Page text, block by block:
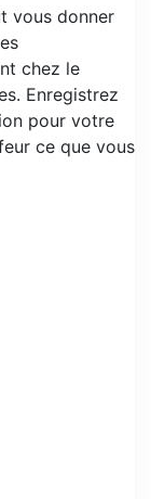
vous donner
chez le
Enregistrez
pour votre
ce que vous